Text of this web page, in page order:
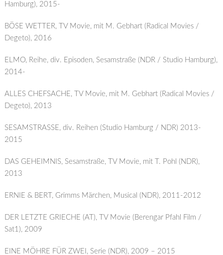
Hamburg), 2015-
BÖSE WETTER, TV Movie, mit M. Gebhart (Radical Movies /
Degeto), 2016
ELMO, Reihe, div. Episoden, Sesamstraße (NDR / Studio Hamburg),
2014-
ALLES CHEFSACHE, TV Movie, mit M. Gebhart (Radical Movies /
Degeto), 2013
SESAMSTRASSE, div. Reihen (Studio Hamburg / NDR) 2013-
2015
DAS GEHEIMNIS, Sesamstraße, TV Movie, mit T. Pohl (NDR),
2013
ERNIE & BERT, Grimms Märchen, Musical (NDR), 2011-2012
DER LETZTE GRIECHE (AT), TV Movie (Berengar Pfahl Film /
Sat1), 2009
EINE MÖHRE FÜR ZWEI, Serie (NDR), 2009 – 2015